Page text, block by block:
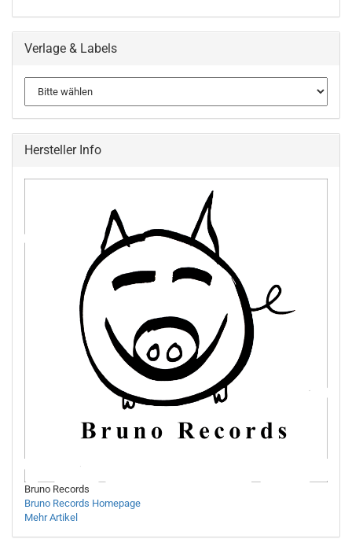
Verlage & Labels
Hersteller Info
Bruno Records
Bruno Records Homepage
Mehr Artikel